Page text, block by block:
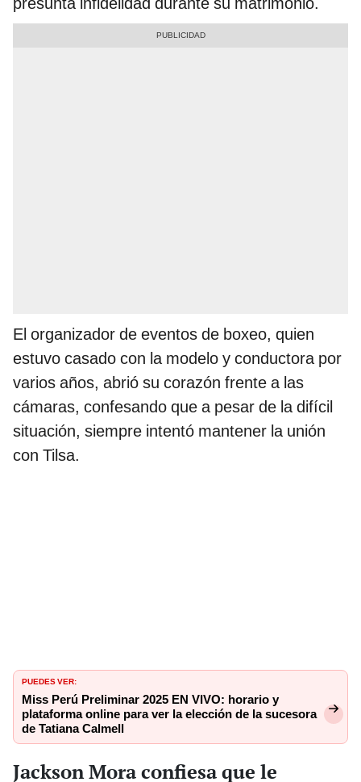
El organizador de eventos de boxeo, quien
estuvo casado con la modelo y conductora por
varios años, abrió su corazón frente a las
cámaras, confesando que a pesar de la difícil
situación, siempre intentó mantener la unión
con Tilsa.
PUEDES VER:
Miss Perú Preliminar 2025 EN VIVO: horario y
plataforma online para ver la elección de la sucesora
de Tatiana Calmell
Jackson Mora confiesa que le